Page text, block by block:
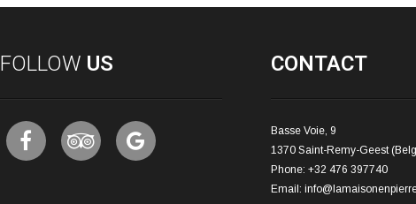
FOLLOW US CONTACT
Basse Voie, 9
1370 Saint-Remy-Geest
Phone: +32 476 397740
Email: